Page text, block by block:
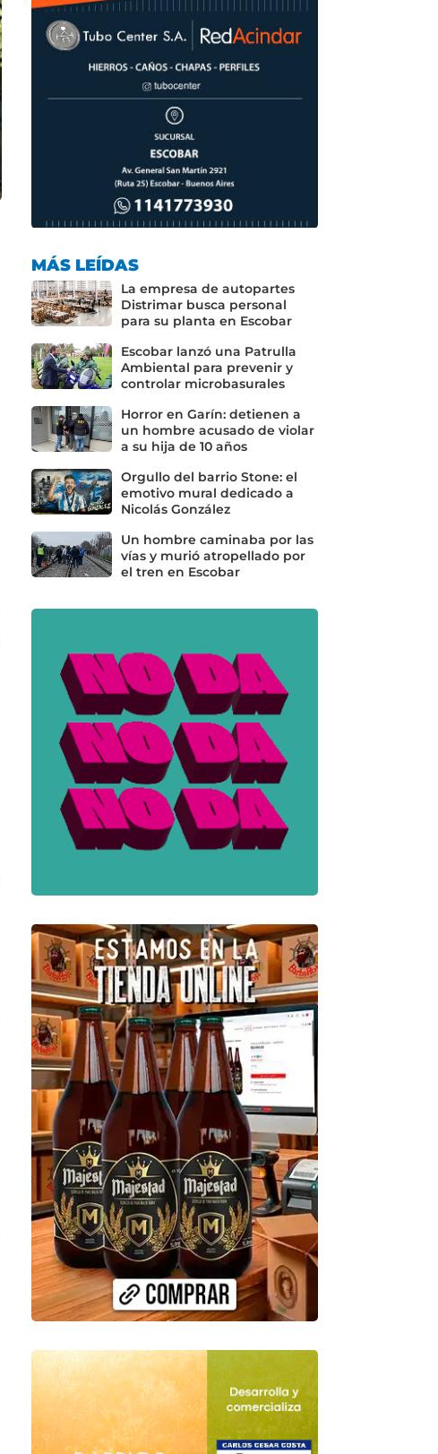
MÁS LEÍDAS
La empresa de autopartes
Distrimar busca personal
para su planta en Escobar
Escobar lanzó una Patrulla
Ambiental para prevenir y
controlar microbasurales
Horror en Garín: detienen a
un hombre acusado de violar
a su hija de 10 años
Orgullo del barrio Stone: el
emotivo mural dedicado a
Nicolás González
Un hombre caminaba por las
vías y murió atropellado por
el tren en Escobar